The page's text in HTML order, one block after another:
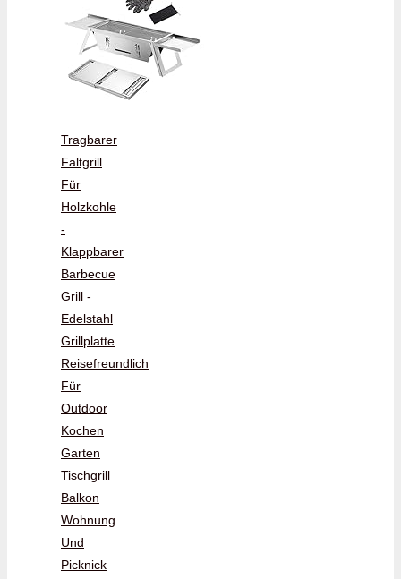
Tragbarer
Faltgrill
Für
Holzkohle
-
Klappbarer
Barbecue
Grill -
Edelstahl
Grillplatte
Reisefreundlich
Für
Outdoor
Kochen
Garten
Tischgrill
Balkon
Wohnung
Und
Picknick